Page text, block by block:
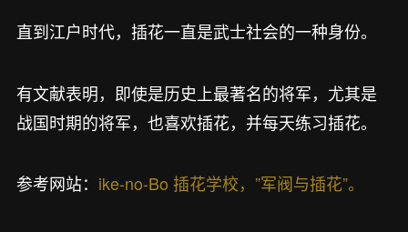
直到江户时代，插花一直是武士社会的一种身份。
有文献表明，即使是历史上最著名的将军，尤其是
战国时期的将军，也喜欢插花，并每天练习插花。
参考网站： ike-no-Bo 插花学校，”军阀与插花”。